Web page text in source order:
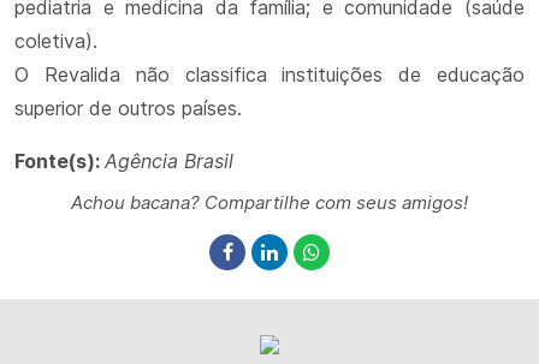
pediatria e medicina da família; e comunidade (saúde
coletiva).
O Revalida não classifica instituições de educação
superior de outros países.
Fonte(s): Agência Brasil
Achou bacana? Compartilhe com seus amigos!